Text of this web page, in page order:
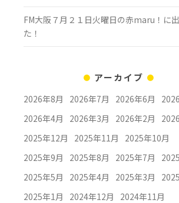
FM大阪７月２１日火曜日の赤maru！に
た！
アーカイブ
2026年8月 2026年7月 2026年6月
2026年4月
2026年3月 2026年2月
2025年12月
2025年11月
2025年10月
2025年9月
2025年8月 2025年7月
2025年5月
2025年4月 2025年3月
2025年1月
2024年12月
2024年11月